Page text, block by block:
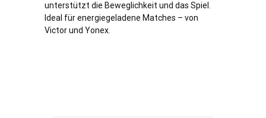
unterstützt die Beweglichkeit und das Spiel.
Ideal für energiegeladene Matches – von
Victor und Yonex.